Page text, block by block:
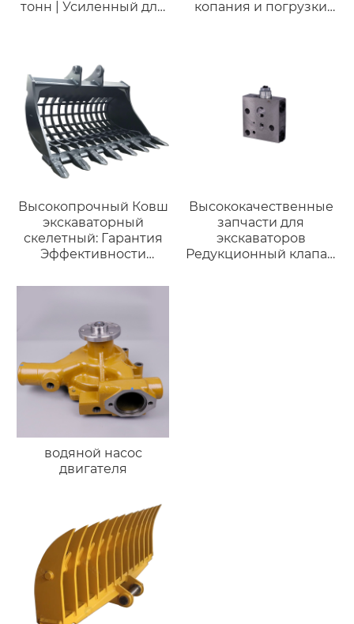
тонн | Усиленный для
копания и погрузки
тонн
Высокопрочный Ковш
экскаваторный
скелетный: Гарантия
Эффективности
Условиях
Высококачественные
запчасти для
экскаваторов
Редукционный клапан
водяной насос
двигателя